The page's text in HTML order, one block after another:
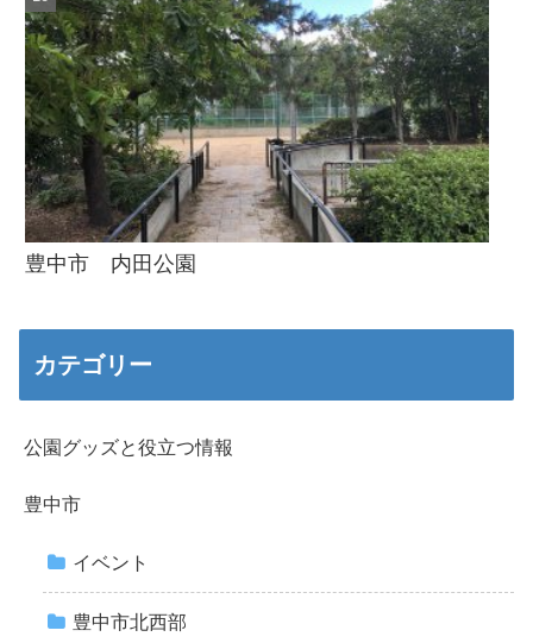
豊中市 内田公園
カテゴリー
公園グッズと役立つ情報
豊中市
イベント
豊中市北西部